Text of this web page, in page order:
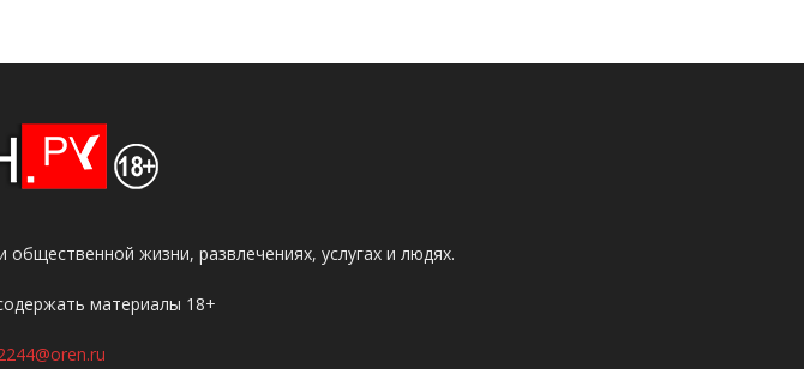
жизни, развлечениях, услугах и людях.
материалы 18+